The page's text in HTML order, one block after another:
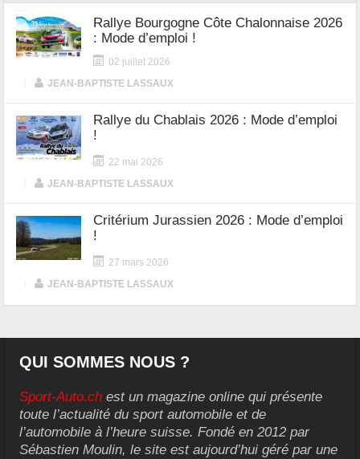
Rallye Bourgogne Côte Chalonnaise 2026
: Mode d’emploi !
02 juillet 2026
JEAN-BAPTISTE LASSAUX
Rallye du Chablais 2026 : Mode d’emploi
!
22 mai 2026
JEAN-BAPTISTE LASSAUX
Critérium Jurassien 2026 : Mode d’emploi
!
27 mars 2026
JEAN-BAPTISTE LASSAUX
QUI SOMMES NOUS ?
Sport-Auto.ch est un magazine online qui présente
toute l’actualité du sport automobile et de
l’automobile à l’heure suisse. Fondé en 2012 par
Sébastien Moulin, le site est aujourd’hui géré par une